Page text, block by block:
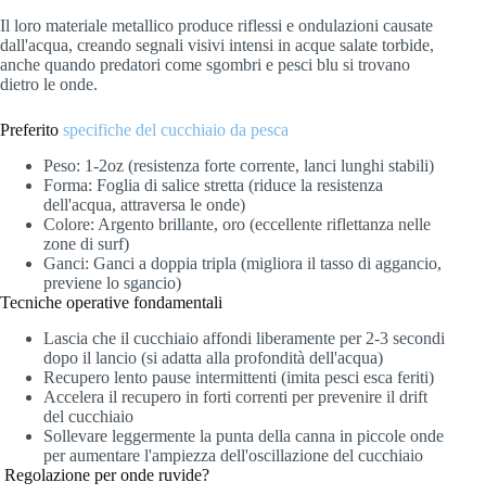
Il loro materiale metallico produce riflessi e ondulazioni causate
dall'acqua, creando segnali visivi intensi in acque salate torbide,
anche quando predatori come sgombri e pesci blu si trovano
dietro le onde.
Preferito specifiche del cucchiaio da pesca
Peso: 1-2oz (resistenza forte corrente, lanci lunghi stabili)
Forma: Foglia di salice stretta (riduce la resistenza
dell'acqua, attraversa le onde)
Colore: Argento brillante, oro (eccellente riflettanza nelle
zone di surf)
Ganci: Ganci a doppia tripla (migliora il tasso di aggancio,
previene lo sgancio)
Tecniche operative fondamentali
Lascia che il cucchiaio affondi liberamente per 2-3 secondi
dopo il lancio (si adatta alla profondità dell'acqua)
Recupero lento pause intermittenti (imita pesci esca feriti)
Accelera il recupero in forti correnti per prevenire il drift
del cucchiaio
Sollevare leggermente la punta della canna in piccole onde
per aumentare l'ampiezza dell'oscillazione del cucchiaio
Regolazione per onde ruvide?